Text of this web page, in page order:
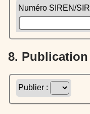
Numéro SIREN/
8.
Publier :